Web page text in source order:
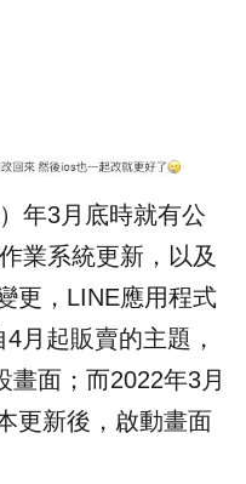
年3月底時就有公
業系統更新，以及
更，LINE應用程式
月起販賣的主題，​
畫面；而2022年3月
更新後，啟動畫面